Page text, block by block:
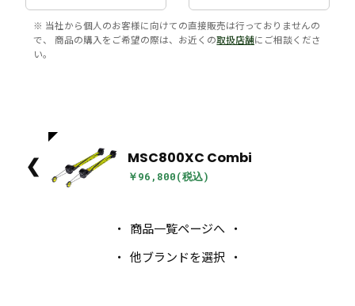
※ 当社から個人のお客様に向けての直接販売は行っておりませんの
で、 商品の購入をご希望の際は、お近くの取扱店舗にご相談くださ
い。
❮ MSC800XC Combi
￥96,800(税込)
商品一覧ページへ
他ブランドを選択